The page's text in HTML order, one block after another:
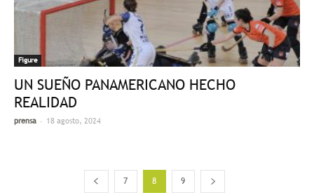
Figure
UN SUEÑO PANAMERICANO HECHO
REALIDAD
prensa - 18 agosto, 2024
7 8 9